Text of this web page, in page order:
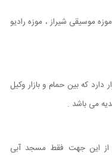
موسیقی شیراز ، موزه رادیو
که بین حمام و بازار وکیل
می باشد .
این جهت فقط مسجد آبی